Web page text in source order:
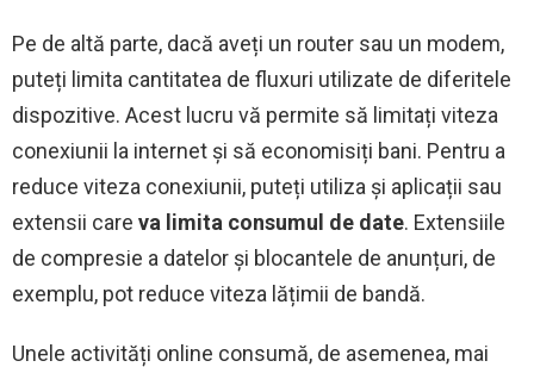
Pe de altă parte, dacă aveți un router sau un modem,
puteți limita cantitatea de fluxuri utilizate de diferitele
dispozitive. Acest lucru vă permite să limitați viteza
conexiunii la internet și să economisiți bani. Pentru a
reduce viteza conexiunii, puteți utiliza și aplicații sau
extensii care va limita consumul de date. Extensiile
de compresie a datelor și blocantele de anunțuri, de
exemplu, pot reduce viteza lățimii de bandă.
Unele activități online consumă, de asemenea, mai